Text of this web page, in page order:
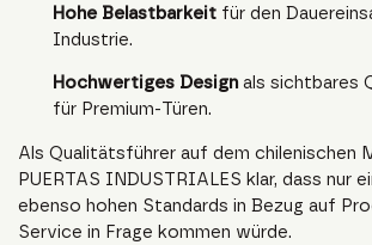
Hohe Belastbarkeit für den
Industrie.
Hochwertiges Design als sichtbares
für Premium-Türen.
Als Qualitätsführer auf dem chilenischen
PUERTAS INDUSTRIALES klar, dass nur
ebenso hohen Standards in Bezug auf
Service in Frage kommen würde.